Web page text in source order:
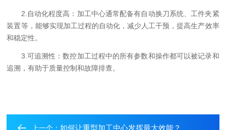
2.自动化程度高：加工中心通常配备有自动换刀系统、工件夹紧
装置等，能够实现加工过程的自动化，减少人工干预，提高生产效率
和稳定性。
3.可追溯性：数控加工过程中的所有参数和操作都可以被记录和
追溯，有助于质量控制和故障排查。
上一个：如何让重型加工中心发挥最大效能？